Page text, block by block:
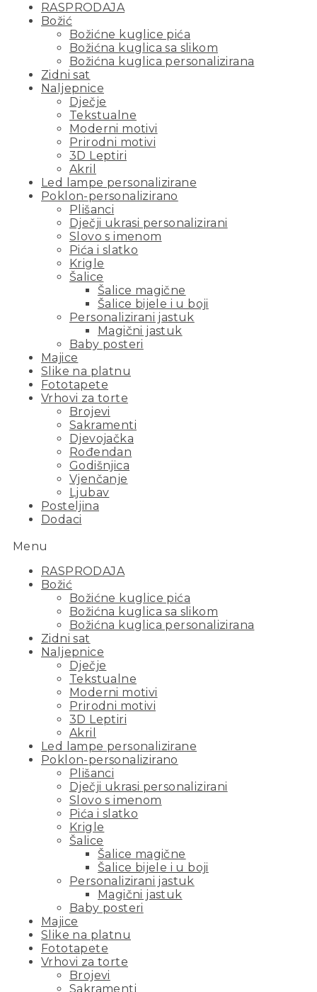
RASPRODAJA
Božić
Božićne kuglice pića
Božićna kuglica sa slikom
Božićna kuglica personalizirana
Zidni sat
Naljepnice
Dječje
Tekstualne
Moderni motivi
Prirodni motivi
3D Leptiri
Akril
Led lampe personalizirane
Poklon-personalizirano
Plišanci
Dječji ukrasi personalizirani
Slovo s imenom
Pića i slatko
Krigle
Šalice
Šalice magične
Šalice bijele i u boji
Personalizirani jastuk
Magični jastuk
Baby posteri
Majice
Slike na platnu
Fototapete
Vrhovi za torte
Brojevi
Sakramenti
Djevojačka
Rođendan
Godišnjica
Vjenčanje
Ljubav
Posteljina
Dodaci
Menu
RASPRODAJA
Božić
Božićne kuglice pića
Božićna kuglica sa slikom
Božićna kuglica personalizirana
Zidni sat
Naljepnice
Dječje
Tekstualne
Moderni motivi
Prirodni motivi
3D Leptiri
Akril
Led lampe personalizirane
Poklon-personalizirano
Plišanci
Dječji ukrasi personalizirani
Slovo s imenom
Pića i slatko
Krigle
Šalice
Šalice magične
Šalice bijele i u boji
Personalizirani jastuk
Magični jastuk
Baby posteri
Majice
Slike na platnu
Fototapete
Vrhovi za torte
Brojevi
Sakramenti